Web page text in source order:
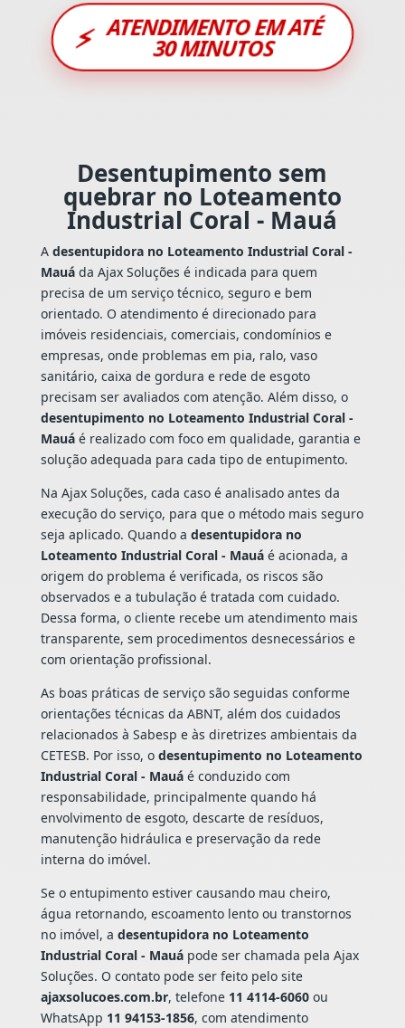
⚡ ATENDIMENTO EM ATÉ
30 MINUTOS
Desentupimento sem
quebrar no Loteamento
Industrial Coral - Mauá
A desentupidora no Loteamento Industrial Coral -
Mauáda Ajax Soluções é indicada para quem
precisa de um serviço técnico, seguro e bem
orientado. O atendimento é direcionado para
imóveis residenciais, comerciais, condomínios e
empresas, onde problemas em pia, ralo, vaso
sanitário, caixa de gordura e rede de esgoto
precisam ser avaliados com atenção. Além disso, o
desentupimento no Loteamento Industrial Coral -
Mauáé realizado com foco em qualidade, garantia e
solução adequada para cada tipo de entupimento.
Na Ajax Soluções, cada caso é analisado antes da
execução do serviço, para que o método mais seguro
seja aplicado. Quando a desentupidora no
Loteamento Industrial Coral - Mauáé acionada, a
origem do problema é verificada, os riscos são
observados e a tubulação é tratada com cuidado.
Dessa forma, o cliente recebe um atendimento mais
transparente, sem procedimentos desnecessários e
com orientação profissional.
As boas práticas de serviço são seguidas conforme
orientações técnicas da ABNT, além dos cuidados
relacionados à Sabesp e às diretrizes ambientais da
CETESB. Por isso, o desentupimento no Loteamento
Industrial Coral - Mauáé conduzido com
responsabilidade, principalmente quando há
envolvimento de esgoto, descarte de resíduos,
manutenção hidráulica e preservação da rede
interna do imóvel.
Se o entupimento estiver causando mau cheiro,
água retornando, escoamento lento ou transtornos
no imóvel, a desentupidora no Loteamento
Industrial Coral - Mauápode ser chamada pela Ajax
Soluções. O contato pode ser feito pelo site
ajaxsolucoes.com.br, telefone 11 4114-6060ou
WhatsApp 11 94153-1856, com atendimento